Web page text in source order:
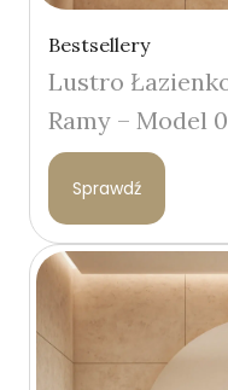
Bestsellery
Lustro
Ramy – Model
Sprawdź